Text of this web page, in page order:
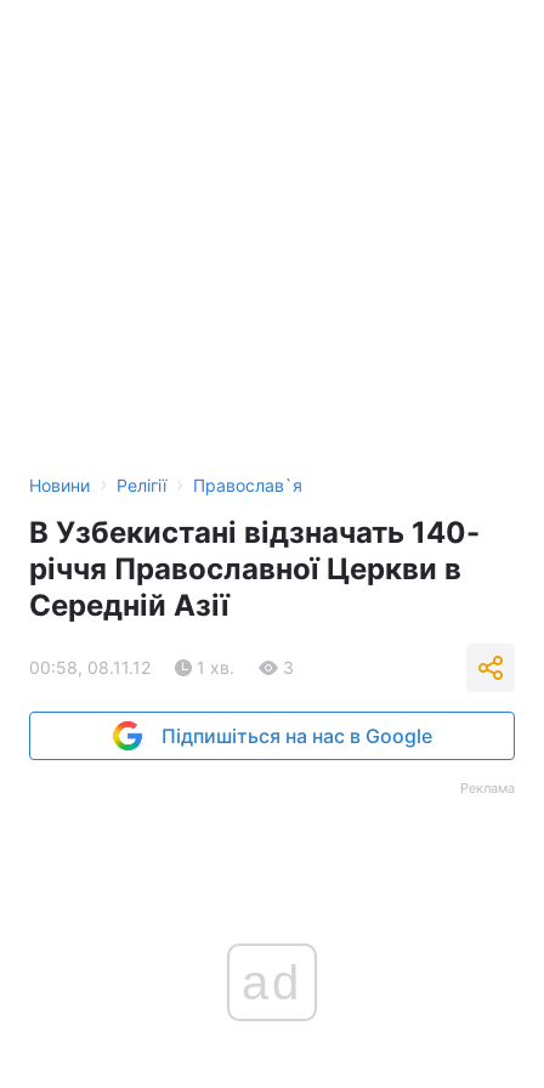
Новини › Релігії › Православ`я
В Узбекистані відзначать 140-
річчя Православної Церкви в
Середній Азії
00:58, 08.11.12 1 хв. 3
Підпишіться на нас в Google
Реклама
ad